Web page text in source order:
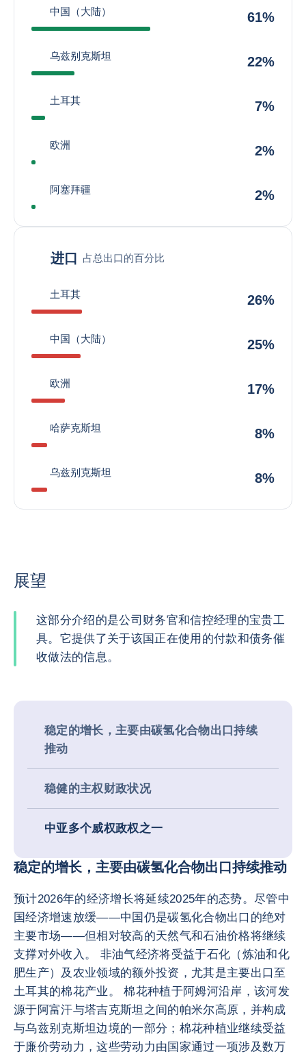
中国（大陆） 61%
乌兹别克斯坦 22%
土耳其 7%
欧洲 2%
阿塞拜疆 2%
进口 占总出口的百分比
土耳其 26%
中国（大陆） 25%
欧洲 17%
哈萨克斯坦 8%
乌兹别克斯坦 8%
展望
这部分介绍的是公司财务官和信控经理的宝贵工
具。它提供了关于该国正在使用的付款和债务催
收做法的信息。
稳定的增长，主要由碳氢化合物出口持续
推动
稳健的主权财政状况
中亚多个威权政权之一
稳定的增长，主要由碳氢化合物出口持续推动
预计2026年的经济增长将延续2025年的态势。尽管中
国经济增速放缓——中国仍是碳氢化合物出口的绝对
主要市场——但相对较高的天然气和石油价格将继续
支撑对外收入。 非油气经济将受益于石化（炼油和化
肥生产）及农业领域的额外投资，尤其是主要出口至
土耳其的棉花产业。 棉花种植于阿姆河沿岸，该河发
源于阿富汗与塔吉克斯坦之间的帕米尔高原，并构成
与乌兹别克斯坦边境的一部分；棉花种植业继续受益
于廉价劳动力，这些劳动力由国家通过一项涉及数万